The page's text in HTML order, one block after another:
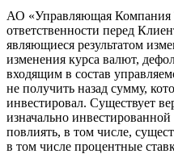
АО «Управляющая
ответственности перед
являющиеся результатом
изменения курса валют,
входящим в состав
не получить назад сумму,
инвестировал. Существует
изначально
повлиять, в том числе,
в том числе процентные